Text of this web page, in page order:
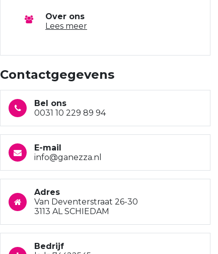
Over ons
Lees meer
Contactgegevens
Bel ons
0031 10 229 89 94
E-mail
info@ganezza.nl
Adres
Van Deventerstraat 26-30
3113 AL SCHIEDAM
Bedrijf